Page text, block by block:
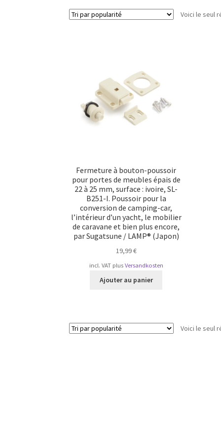
Voici le seul
Fermeture à bouton-poussoir
pour portes de meubles épais de
22 à 25 mm, surface : ivoire, SL-
B251-I. Poussoir pour la
conversion de camping-car,
l’intérieur d’un yacht, le mobilier
de caravane et bien plus encore,
par Sugatsune / LAMP® (Japon)
19,99€
incl. VAT plus Versandkosten
Ajouter au panier
Voici le seul